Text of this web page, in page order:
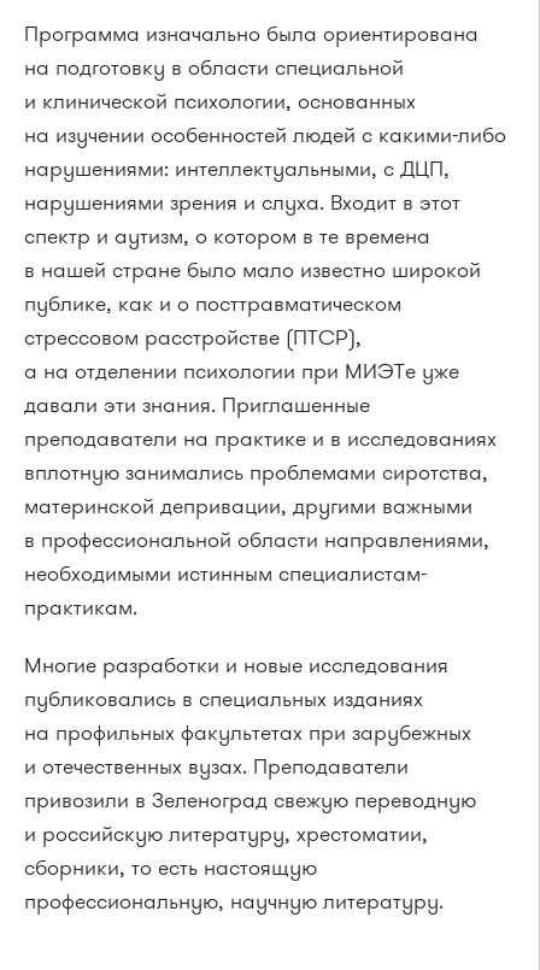
Программа изначально была ориентирована
на подготовку в области специальной
и клинической психологии, основанных
на изучении особенностей людей с какими-либо
нарушениями: интеллектуальными, с ДЦП,
нарушениями зрения и слуха. Входит в этот
спектр и аутизм, о котором в те времена
в нашей стране было мало известно широкой
публике, как и о посттравматическом
стрессовом расстройстве (ПТСР),
а на отделении психологии при МИЭТе уже
давали эти знания. Приглашенные
преподаватели на практике и в исследованиях
вплотную занимались проблемами сиротства,
материнской депривации, другими важными
в профессиональной области направлениями,
необходимыми истинным специалистам-
практикам.
Многие разработки и новые исследования
публиковались в специальных изданиях
на профильных факультетах при зарубежных
и отечественных вузах. Преподаватели
привозили в Зеленоград свежую переводную
и российскую литературу, хрестоматии,
сборники, то есть настоящую
профессиональную, научную литературу.